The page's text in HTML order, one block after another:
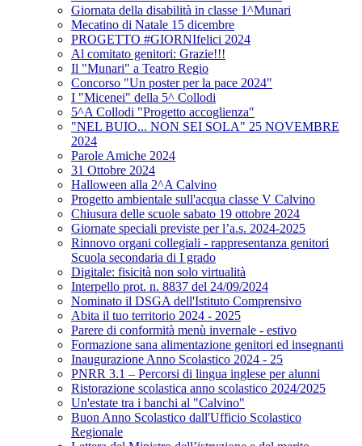
Giornata della disabilità in classe 1^Munari
Mecatino di Natale 15 dicembre
PROGETTO #GIORNIfelici 2024
Al comitato genitori: Grazie!!!
Il "Munari" a Teatro Regio
Concorso "Un poster per la pace 2024"
I "Micenei" della 5^ Collodi
5^A Collodi "Progetto accoglienza"
"NEL BUIO... NON SEI SOLA" 25 NOVEMBRE
2024
Parole Amiche 2024
31 Ottobre 2024
Halloween alla 2^A Calvino
Progetto ambientale sull'acqua classe V Calvino
Chiusura delle scuole sabato 19 ottobre 2024
Giornate speciali previste per l’a.s. 2024-2025
Rinnovo organi collegiali - rappresentanza genitori
Scuola secondaria di I grado
Digitale: fisicità non solo virtualità
Interpello prot. n. 8837 del 24/09/2024
Nominato il DSGA dell'Istituto Comprensivo
Abita il tuo territorio 2024 - 2025
Parere di conformità menù invernale - estivo
Formazione sana alimentazione genitori ed insegnanti
Inaugurazione Anno Scolastico 2024 - 25
PNRR 3.1 – Percorsi di lingua inglese per alunni
Ristorazione scolastica anno scolastico 2024/2025
Un'estate tra i banchi al "Calvino"
Buon Anno Scolastico dall'Ufficio Scolastico
Regionale